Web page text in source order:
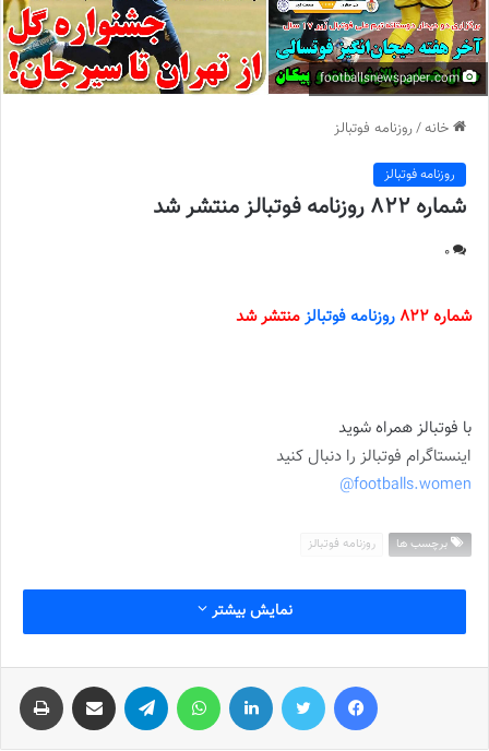
footballsnewspaper.com
خانه/روزنامه فوتبالز
روزنامه فوتبالز
شماره 822 روزنامه فوتبالز منتشر شد
0
شماره 822 روزنامه فوتبالزمنتشر شد
با فوتبالز همراه شوید
اینستاگرام فوتبالز را دنبال کنید
footballs.women@
برچسب ها روزنامه فوتبالز
نمایش بیشتر